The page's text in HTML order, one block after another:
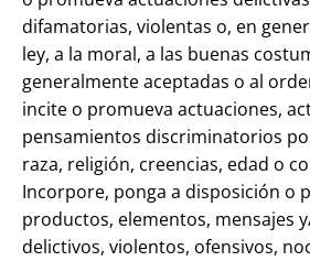
difamatorias, violentas o, en
ley, a la moral, a las buenas
generalmente aceptadas o al
incite o promueva actuaciones,
pensamientos discriminatorios
raza, religión, creencias, edad o
Incorpore, ponga a disposición o
productos, elementos, mensajes
delictivos, violentos, ofensivos,